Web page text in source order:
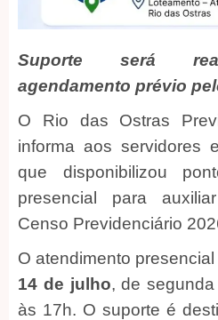
Suporte será
agendamento prévio
O Rio das Ostras
informa aos servidores
que disponibilizou
presencial para
Censo Previdenciário
O atendimento
14 de julho, de
às 17h. O suporte é